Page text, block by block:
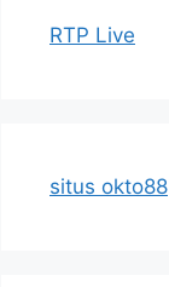
RTP Live
situs okto88